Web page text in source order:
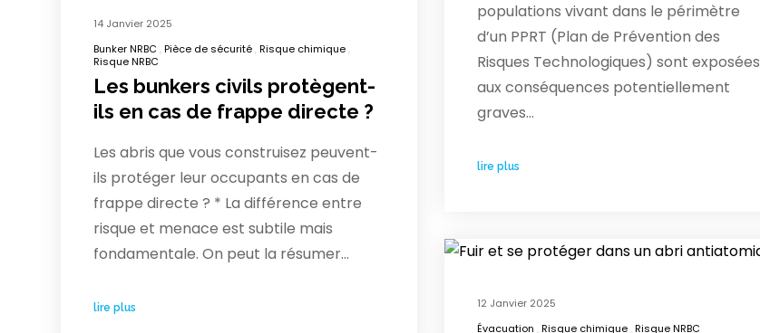
populations vivant dans le périmètre
d’un PPRT (Plan de Prévention des
Risques Technologiques) sont exposées
aux conséquences potentiellement
graves…
lire plus
14 Janvier 2025
Bunker NRBC Pièce de sécurité Risque chimique
Risque NRBC
Les bunkers civils protègent-
ils en cas de frappe directe ?
Les abris que vous construisez peuvent-
ils protéger leur occupants en cas de
frappe directe ? * La différence entre
risque et menace est subtile mais
fondamentale. On peut la résumer…
lire plus
12 Janvier 2025
Évacuation Risque chimique Risque NRBC